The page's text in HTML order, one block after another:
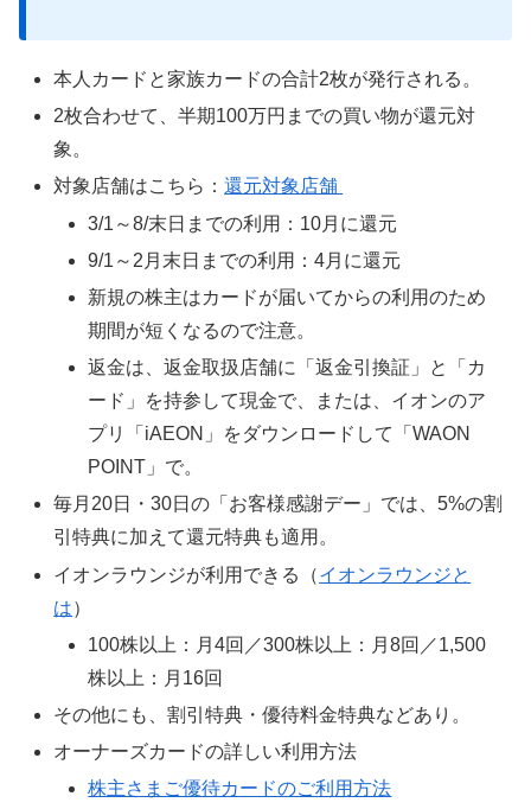
本人カードと家族カードの合計2枚が発行される。
2枚合わせて、半期100万円までの買い物が還元対
象。
対象店舗はこちら：還元対象店舗
3/1～8/末日までの利用：10月に還元
9/1～2月末日までの利用：4月に還元
新規の株主はカードが届いてからの利用のため
期間が短くなるので注意。
返金は、返金取扱店舗に「返金引換証」と「カ
ード」を持参して現金で、または、イオンのア
プリ「iAEON」をダウンロードして「WAON
POINT」で。
毎月20日・30日の「お客様感謝デー」では、5%の割
引特典に加えて還元特典も適用。
イオンラウンジが利用できる（イオンラウンジと
は）
100株以上：月4回／300株以上：月8回／1,500
株以上：月16回
その他にも、割引特典・優待料金特典などあり。
オーナーズカードの詳しい利用方法
株主さまご優待カードのご利用方法